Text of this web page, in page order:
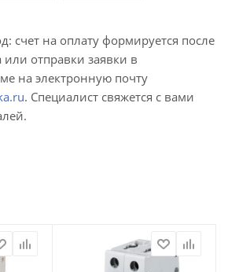
счет на оплату формируется после
отправки заявки в
на электронную почту
. Специалист свяжется с вами